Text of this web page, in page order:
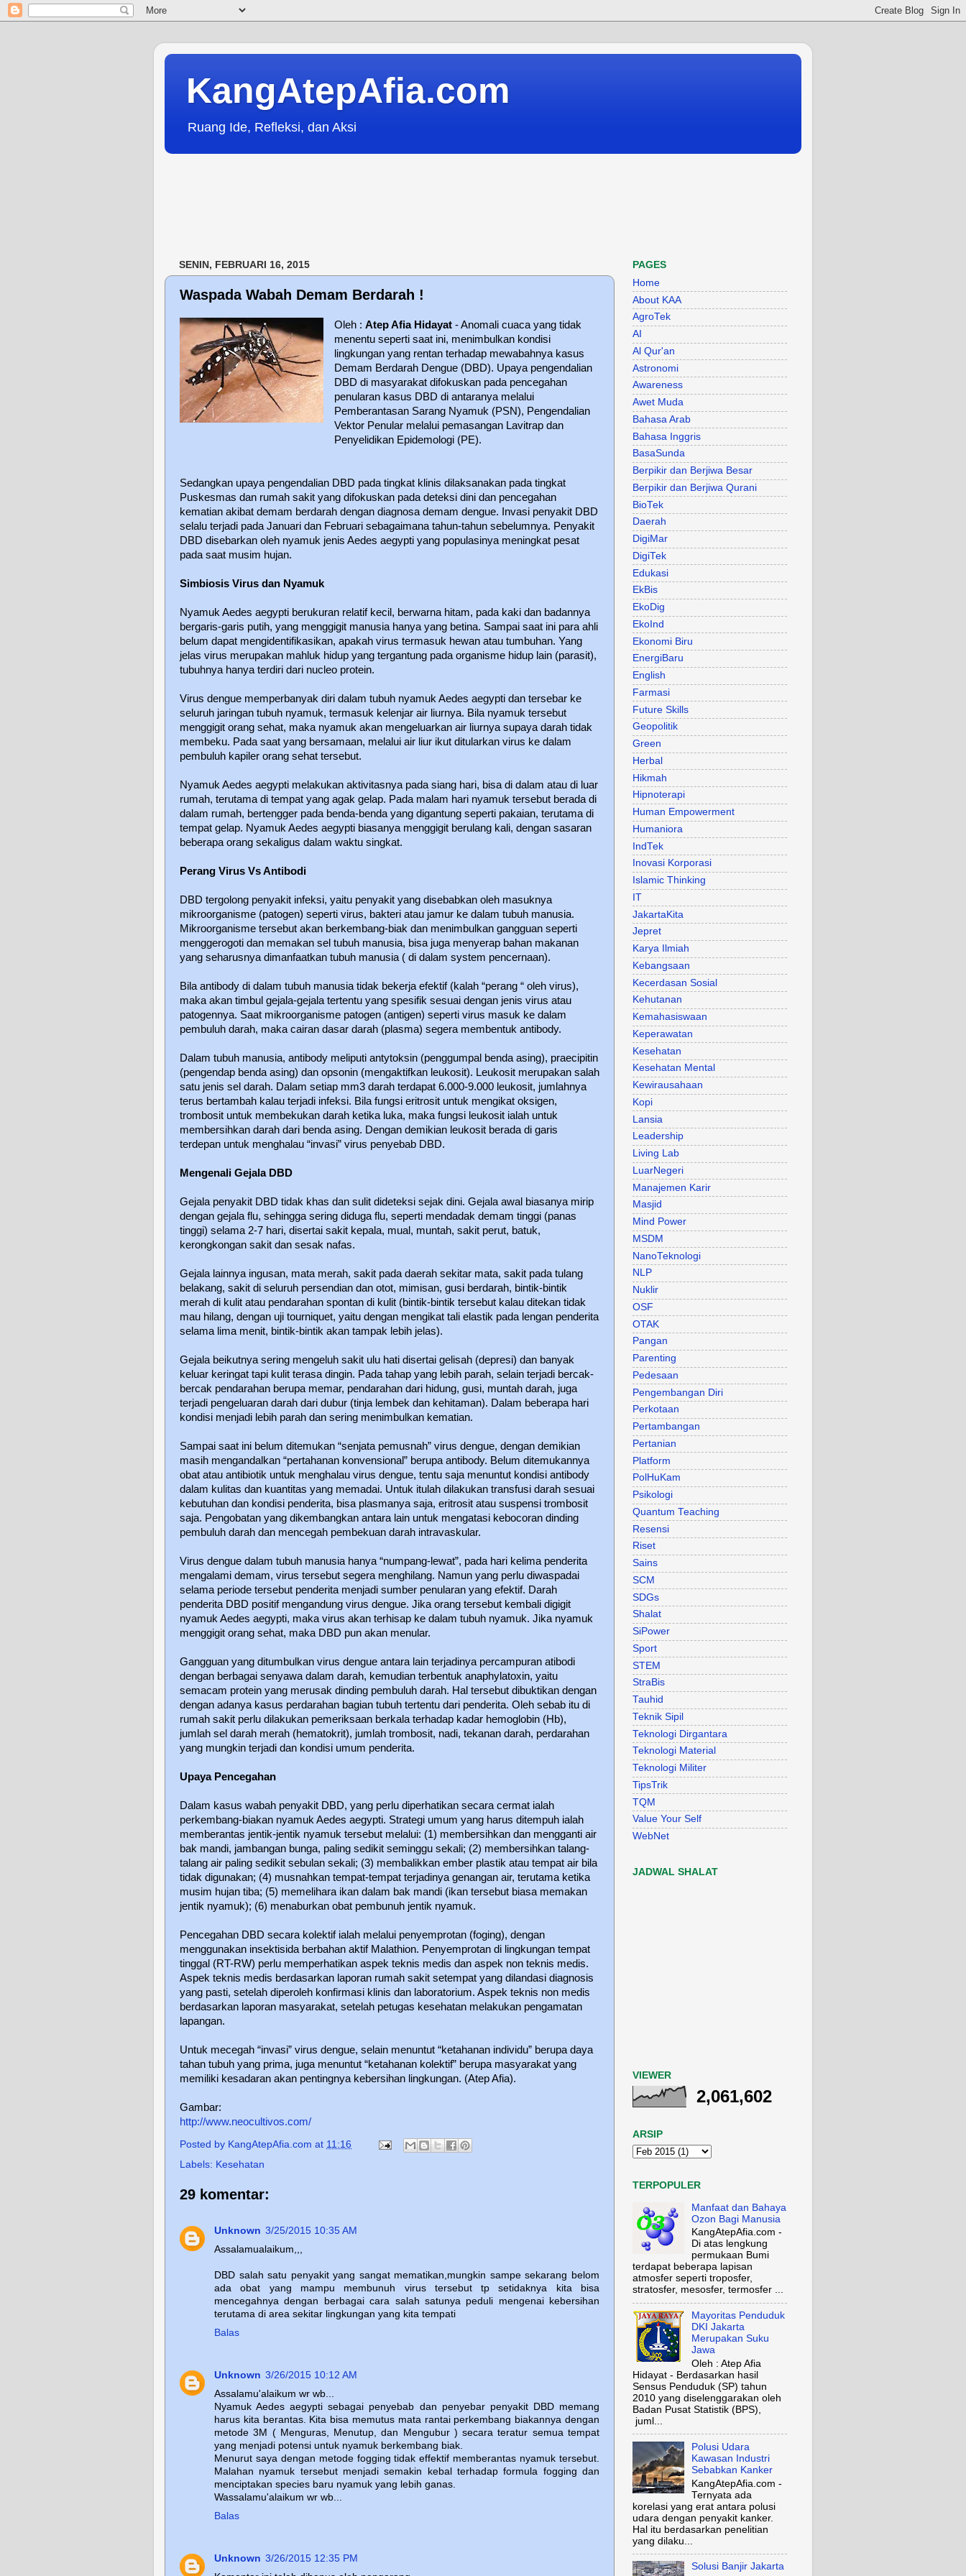
KangAtepAfia.com
Ruang Ide, Refleksi, dan Aksi
SENIN, FEBRUARI 16, 2015
Waspada Wabah Demam Berdarah !
Oleh : Atep Afia Hidayat- Anomali cuaca yang tidak
menentu seperti saat ini, menimbulkan kondisi
lingkungan yang rentan terhadap mewabahnya kasus
Demam Berdarah Dengue (DBD). Upaya pengendalian
DBD di masyarakat difokuskan pada pencegahan
penularan kasus DBD di antaranya melalui
Pemberantasan Sarang Nyamuk (PSN), Pengendalian
Vektor Penular melalui pemasangan Lavitrap dan
Penyelidikan Epidemologi (PE).
Sedangkan upaya pengendalian DBD pada tingkat klinis dilaksanakan pada tingkat
Puskesmas dan rumah sakit yang difokuskan pada deteksi dini dan pencegahan
kematian akibat demam berdarah dengan diagnosa demam dengue. Invasi penyakit DBD
selalu terjadi pada Januari dan Februari sebagaimana tahun-tahun sebelumnya. Penyakit
DBD disebarkan oleh nyamuk jenis Aedes aegypti yang populasinya meningkat pesat
pada saat musim hujan.
Simbiosis Virus dan Nyamuk
Nyamuk Aedes aegypti berukuran relatif kecil, berwarna hitam, pada kaki dan badannya
bergaris-garis putih, yang menggigit manusia hanya yang betina. Sampai saat ini para ahli
belum dapat mengidentifikasikan, apakah virus termasuk hewan atau tumbuhan. Yang
jelas virus merupakan mahluk hidup yang tergantung pada organisme hidup lain (parasit),
tubuhnya hanya terdiri dari nucleo protein.
Virus dengue memperbanyak diri dalam tubuh nyamuk Aedes aegypti dan tersebar ke
seluruh jaringan tubuh nyamuk, termasuk kelenjar air liurnya. Bila nyamuk tersebut
menggigit orang sehat, maka nyamuk akan mengeluarkan air liurnya supaya darah tidak
membeku. Pada saat yang bersamaan, melalui air liur ikut ditularkan virus ke dalam
pembuluh kapiler orang sehat tersebut.
Nyamuk Aedes aegypti melakukan aktivitasnya pada siang hari, bisa di dalam atau di luar
rumah, terutama di tempat yang agak gelap. Pada malam hari nyamuk tersebut berada di
dalam rumah, bertengger pada benda-benda yang digantung seperti pakaian, terutama di
tempat gelap. Nyamuk Aedes aegypti biasanya menggigit berulang kali, dengan sasaran
beberapa orang sekaligus dalam waktu singkat.
Perang Virus Vs Antibodi
DBD tergolong penyakit infeksi, yaitu penyakit yang disebabkan oleh masuknya
mikroorganisme (patogen) seperti virus, bakteri atau jamur ke dalam tubuh manusia.
Mikroorganisme tersebut akan berkembang-biak dan menimbulkan gangguan seperti
menggerogoti dan memakan sel tubuh manusia, bisa juga menyerap bahan makanan
yang seharusnya dimanfaatkan tubuh manusia ( di dalam system pencernaan).
Bila antibody di dalam tubuh manusia tidak bekerja efektif (kalah “perang “ oleh virus),
maka akan timbul gejala-gejala tertentu yang spesifik sesuai dengan jenis virus atau
patogennya. Saat mikroorganisme patogen (antigen) seperti virus masuk ke dalam
pembuluh darah, maka cairan dasar darah (plasma) segera membentuk antibody.
Dalam tubuh manusia, antibody meliputi antytoksin (penggumpal benda asing), praecipitin
(pengendap benda asing) dan opsonin (mengaktifkan leukosit). Leukosit merupakan salah
satu jenis sel darah. Dalam setiap mm3 darah terdapat 6.000-9.000 leukosit, jumlahnya
terus bertambah kalau terjadi infeksi. Bila fungsi eritrosit untuk mengikat oksigen,
trombosit untuk membekukan darah ketika luka, maka fungsi leukosit ialah untuk
membersihkan darah dari benda asing. Dengan demikian leukosit berada di garis
terdepan untuk menghalau “invasi” virus penyebab DBD.
Mengenali Gejala DBD
Gejala penyakit DBD tidak khas dan sulit dideteksi sejak dini. Gejala awal biasanya mirip
dengan gejala flu, sehingga sering diduga flu, seperti mendadak demam tinggi (panas
tinggi) selama 2-7 hari, disertai sakit kepala, mual, muntah, sakit perut, batuk,
kerongkongan sakit dan sesak nafas.
Gejala lainnya ingusan, mata merah, sakit pada daerah sekitar mata, sakit pada tulang
belakang, sakit di seluruh persendian dan otot, mimisan, gusi berdarah, bintik-bintik
merah di kulit atau pendarahan spontan di kulit (bintik-bintik tersebut kalau ditekan tidak
mau hilang, dengan uji tourniquet, yaitu dengan mengikat tali elastik pada lengan penderita
selama lima menit, bintik-bintik akan tampak lebih jelas).
Gejala beikutnya sering mengeluh sakit ulu hati disertai gelisah (depresi) dan banyak
keluar keringat tapi kulit terasa dingin. Pada tahap yang lebih parah, selain terjadi bercak-
bercak pendarahan berupa memar, pendarahan dari hidung, gusi, muntah darah, juga
terjadi pengeluaran darah dari dubur (tinja lembek dan kehitaman). Dalam beberapa hari
kondisi menjadi lebih parah dan sering menimbulkan kematian.
Sampai saat ini belum ditemukan “senjata pemusnah” virus dengue, dengan demikian
masih mengandalkan “pertahanan konvensional” berupa antibody. Belum ditemukannya
obat atau antibiotik untuk menghalau virus dengue, tentu saja menuntut kondisi antibody
dalam kulitas dan kuantitas yang memadai. Untuk itulah dilakukan transfusi darah sesuai
kebutuhan dan kondisi penderita, bisa plasmanya saja, eritrosit atau suspensi trombosit
saja. Pengobatan yang dikembangkan antara lain untuk mengatasi kebocoran dinding
pembuluh darah dan mencegah pembekuan darah intravaskular.
Virus dengue dalam tubuh manusia hanya “numpang-lewat”, pada hari kelima penderita
mengalami demam, virus tersebut segera menghilang. Namun yang perlu diwaspadai
selama periode tersebut penderita menjadi sumber penularan yang efektif. Darah
penderita DBD positif mengandung virus dengue. Jika orang tersebut kembali digigit
nyamuk Aedes aegypti, maka virus akan terhisap ke dalam tubuh nyamuk. Jika nyamuk
menggigit orang sehat, maka DBD pun akan menular.
Gangguan yang ditumbulkan virus dengue antara lain terjadinya percampuran atibodi
dengan berbagai senyawa dalam darah, kemudian terbentuk anaphylatoxin, yaitu
semacam protein yang merusak dinding pembuluh darah. Hal tersebut dibuktikan dengan
dengan adanya kasus perdarahan bagian tubuh tertentu dari penderita. Oleh sebab itu di
rumah sakit perlu dilakukan pemeriksaan berkala terhadap kadar hemoglobin (Hb),
jumlah sel darah merah (hematokrit), jumlah trombosit, nadi, tekanan darah, perdarahan
yang mungkin terjadi dan kondisi umum penderita.
Upaya Pencegahan
Dalam kasus wabah penyakit DBD, yang perlu diperhatikan secara cermat ialah
perkembang-biakan nyamuk Aedes aegypti. Strategi umum yang harus ditempuh ialah
memberantas jentik-jentik nyamuk tersebut melalui: (1) membersihkan dan mengganti air
bak mandi, jambangan bunga, paling sedikit seminggu sekali; (2) membersihkan talang-
talang air paling sedikit sebulan sekali; (3) membalikkan ember plastik atau tempat air bila
tidak digunakan; (4) musnahkan tempat-tempat terjadinya genangan air, terutama ketika
musim hujan tiba; (5) memelihara ikan dalam bak mandi (ikan tersebut biasa memakan
jentik nyamuk); (6) menaburkan obat pembunuh jentik nyamuk.
Pencegahan DBD secara kolektif ialah melalui penyemprotan (foging), dengan
menggunakan insektisida berbahan aktif Malathion. Penyemprotan di lingkungan tempat
tinggal (RT-RW) perlu memperhatikan aspek teknis medis dan aspek non teknis medis.
Aspek teknis medis berdasarkan laporan rumah sakit setempat yang dilandasi diagnosis
yang pasti, setelah diperoleh konfirmasi klinis dan laboratorium. Aspek teknis non medis
berdasarkan laporan masyarakat, setelah petugas kesehatan melakukan pengamatan
lapangan.
Untuk mecegah “invasi” virus dengue, selain menuntut “ketahanan individu” berupa daya
tahan tubuh yang prima, juga menuntut “ketahanan kolektif” berupa masyarakat yang
memiliki kesadaran akan pentingnya kebersihan lingkungan. (Atep Afia).
Gambar:
http://www.neocultivos.com/
Posted by KangAtepAfia.com at 11:16
Labels: Kesehatan
29 komentar:
Unknown 3/25/2015 10:35 AM
Assalamualaikum,,,
DBD salah satu penyakit yang sangat mematikan,mungkin sampe sekarang belom
ada obat yang mampu membunuh virus tersebut tp setidaknya kita bisa
mencegahnya dengan berbagai cara salah satunya peduli mengenai kebersihan
terutama di area sekitar lingkungan yang kita tempati
Balas
Unknown 3/26/2015 10:12 AM
Assalamu'alaikum wr wb...
Nyamuk Aedes aegypti sebagai penyebab dan penyebar penyakit DBD memang
harus kita berantas. Kita bisa memutus mata rantai perkembang biakannya dengan
metode 3M ( Menguras, Menutup, dan Mengubur ) secara teratur semua tempat
yang menjadi potensi untuk nyamuk berkembang biak.
Menurut saya dengan metode fogging tidak effektif memberantas nyamuk tersebut.
Malahan nyamuk tersebut menjadi semakin kebal terhadap formula fogging dan
menciptakan species baru nyamuk yang lebih ganas.
Wassalamu'alaikum wr wb...
Balas
Unknown 3/26/2015 12:35 PM
PAGES
Home
About KAA
AgroTek
AI
Al Qur'an
Astronomi
Awareness
Awet Muda
Bahasa Arab
Bahasa Inggris
BasaSunda
Berpikir dan Berjiwa Besar
Berpikir dan Berjiwa Qurani
BioTek
Daerah
DigiMar
DigiTek
Edukasi
EkBis
EkoDig
EkoInd
Ekonomi Biru
EnergiBaru
English
Farmasi
Future Skills
Geopolitik
Green
Herbal
Hikmah
Hipnoterapi
Human Empowerment
Humaniora
IndTek
Inovasi Korporasi
Islamic Thinking
IT
JakartaKita
Jepret
Karya Ilmiah
Kebangsaan
Kecerdasan Sosial
Kehutanan
Kemahasiswaan
Keperawatan
Kesehatan
Kesehatan Mental
Kewirausahaan
Kopi
Lansia
Leadership
Living Lab
LuarNegeri
Manajemen Karir
Masjid
Mind Power
MSDM
NanoTeknologi
NLP
Nuklir
OSF
OTAK
Pangan
Parenting
Pedesaan
Pengembangan Diri
Perkotaan
Pertambangan
Pertanian
Platform
PolHuKam
Psikologi
Quantum Teaching
Resensi
Riset
Sains
SCM
SDGs
Shalat
SiPower
Sport
STEM
StraBis
Tauhid
Teknik Sipil
Teknologi Dirgantara
Teknologi Material
Teknologi Militer
TipsTrik
TQM
Value Your Self
WebNet
JADWAL SHALAT
VIEWER
2,061,602
ARSIP
TERPOPULER
Manfaat dan Bahaya
Ozon Bagi Manusia
KangAtepAfia.com -
Di atas lengkung
permukaan Bumi
terdapat beberapa lapisan
atmosfer seperti troposfer,
stratosfer, mesosfer, termosfer ...
Mayoritas Penduduk
DKI Jakarta
Merupakan Suku
Jawa
Oleh : Atep Afia
Hidayat - Berdasarkan hasil
Sensus Penduduk (SP) tahun
2010 yang diselenggarakan oleh
Badan Pusat Statistik (BPS),
juml...
Polusi Udara
Kawasan Industri
Sebabkan Kanker
KangAtepAfia.com -
Ternyata ada
korelasi yang erat antara polusi
udara dengan penyakit kanker.
Hal itu berdasarkan penelitian
yang dilaku...
Solusi Banjir Jakarta